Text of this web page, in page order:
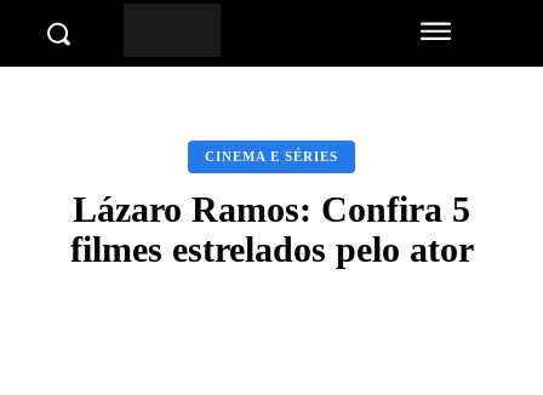
CINEMA E SÉRIES
Lázaro Ramos: Confira 5
filmes estrelados pelo ator